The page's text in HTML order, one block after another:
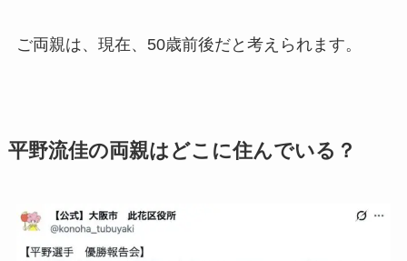
ご両親は、現在、50歳前後だと考えられます。
平野流佳の両親はどこに住んでいる？